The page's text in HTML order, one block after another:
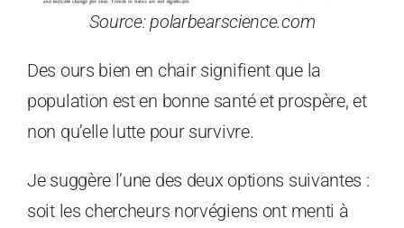
Source: polarbearscience.com
Des ours bien en chair signifient que la
population est en bonne santé et prospère, et
non qu’elle lutte pour survivre.
Je suggère l’une des deux options suivantes :
soit les chercheurs norvégiens ont menti à